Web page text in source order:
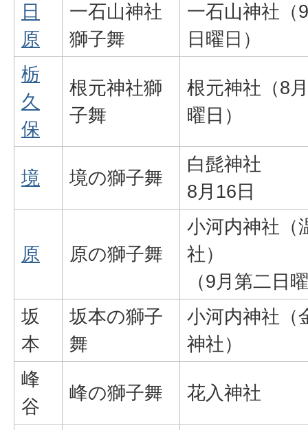
日
原
一石山神社
獅子舞
一石山神社（
日曜日）
栃
久
保
根元神社獅
子舞
根元神社（8
曜日）
境 境の獅子舞
白髭神社
8月16日
原 原の獅子舞
小河内神社（
社）
（9月第二日
坂
本
坂本の獅子
舞
小河内神社（
神社）
峰
谷
峰の獅子舞 花入神社